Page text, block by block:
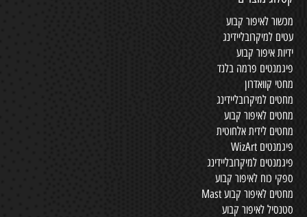
מכשור לאיפור קבוע
עטים למיקרובליידינג
ידיות איפור קבוע
פיגמנטים פרמה בלנד
מחטי קוואדרון
מחטים למיקרובליידינג
מחטים לאיפור קבוע
מחטים לידית אלחוטית
פיגמנטים WizArt
פיגמנטים למיקרובליידינג
ספקי כוח לאיפור קבוע
מחטים לאיפור קבוע Mast
סטנסיל לאיפור קבוע